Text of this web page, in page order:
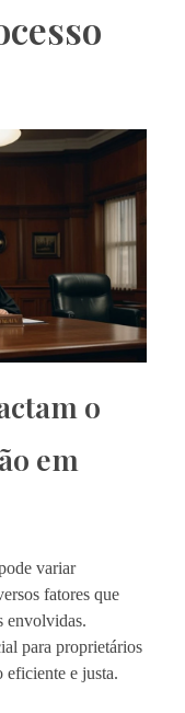
o
em
variar
fatores que
envolvidas.
para proprietários
eficiente e justa.